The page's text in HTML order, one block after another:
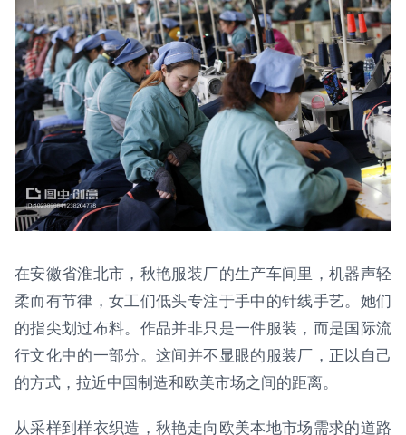
在安徽省淮北市，秋艳服装厂的生产车间里，机器声轻
柔而有节律，女工们低头专注于手中的针线手艺。她们
的指尖划过布料。作品并非只是一件服装，而是国际流
行文化中的一部分。这间并不显眼的服装厂，正以自己
的方式，拉近中国制造和欧美市场之间的距离。
从采样到样衣织造，秋艳走向欧美本地市场需求的道路